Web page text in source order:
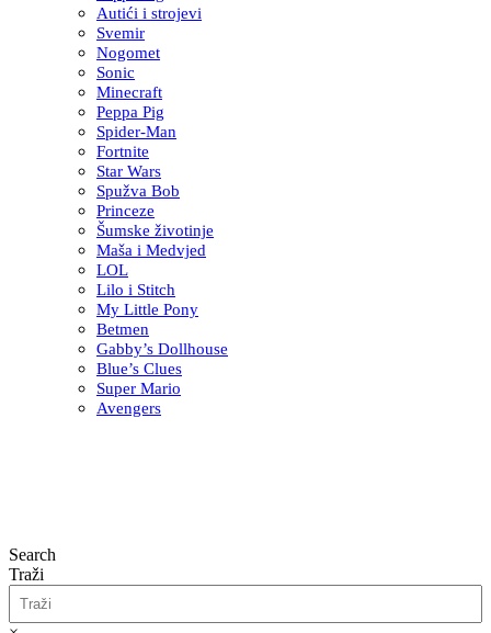
Autići i strojevi
Svemir
Nogomet
Sonic
Minecraft
Peppa Pig
Spider-Man
Fortnite
Star Wars
Spužva Bob
Princeze
Šumske životinje
Maša i Medvjed
LOL
Lilo i Stitch
My Little Pony
Betmen
Gabby’s Dollhouse
Blue’s Clues
Super Mario
Avengers
Search
Traži